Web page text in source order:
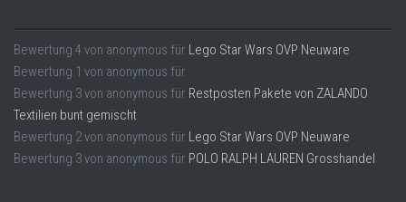
Bewertung 4 von anonymous für Lego Star Wars OVP Neuware
Bewertung 1 von anonymous für
Bewertung 3von anonymous für Restposten Pakete von ZALANDO
Textilien bunt gemischt
Bewertung 2von anonymous für Lego Star Wars OVP Neuware
Bewertung 3von anonymous für POLO RALPH LAUREN Grosshandel